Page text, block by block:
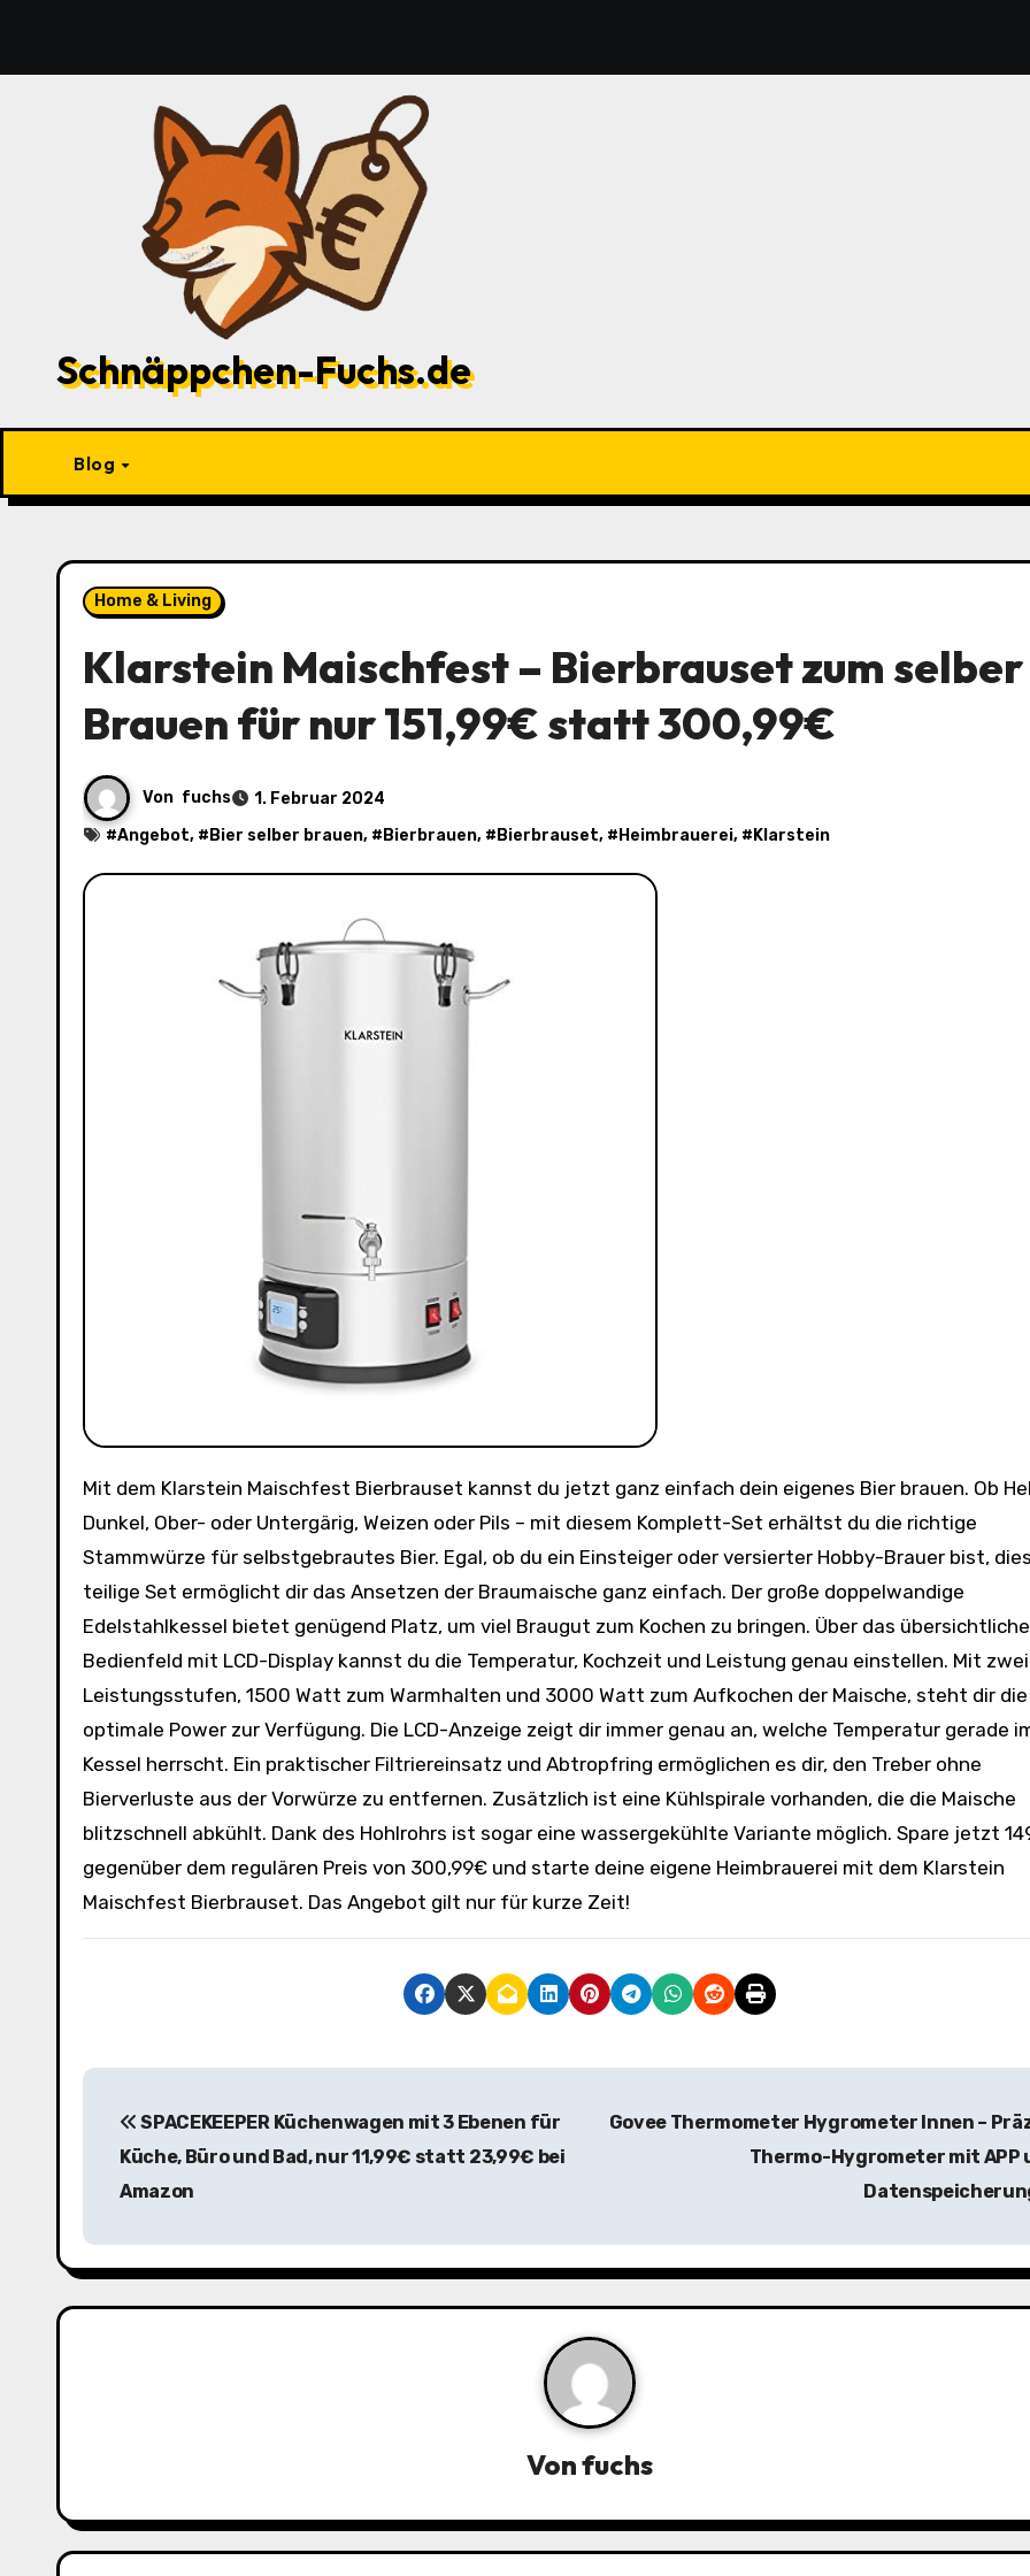
springen
Schnäppchen-Fuchs.de
Blog
Home & Living
Klarstein Maischfest – Bierbrauset zum selber
Brauen für nur 151,99€ statt 300,99€
Von fuchs
1. Februar 2024
#Angebot, # Bier selber brauen, # Bierbrauen, # Bierbrauset, # Heimbrauerei, # Klarstein
Mit dem Klarstein Maischfest Bierbrauset kannst du jetzt ganz einfach dein eigenes Bier brauen. Ob Hell oder
Dunkel, Ober- oder Untergärig, Weizen oder Pils – mit diesem Komplett-Set erhältst du die richtige
Stammwürze für selbstgebrautes Bier. Egal, ob du ein Einsteiger oder versierter Hobby-Brauer bist,
teilige Set ermöglicht dir das Ansetzen der Braumaische ganz einfach. Der große doppelwandige
Edelstahlkessel bietet genügend Platz, um viel Braugut zum Kochen zu bringen. Über das übersichtliche
Bedienfeld mit LCD-Display kannst du die Temperatur, Kochzeit und Leistung genau einstellen. Mit zwei
Leistungsstufen, 1500 Watt zum Warmhalten und 3000 Watt zum Aufkochen der Maische, steht dir die
optimale Power zur Verfügung. Die LCD-Anzeige zeigt dir immer genau an, welche Temperatur gerade
Kessel herrscht. Ein praktischer Filtriereinsatz und Abtropfring ermöglichen es dir, den Treber ohne
Bierverluste aus der Vorwürze zu entfernen. Zusätzlich ist eine Kühlspirale vorhanden, die die Maische
blitzschnell abkühlt. Dank des Hohlrohrs ist sogar eine wassergekühlte Variante möglich. Spare jetzt
gegenüber dem regulären Preis von 300,99€ und starte deine eigene Heimbrauerei mit dem Klarstein
Maischfest Bierbrauset. Das Angebot gilt nur für kurze Zeit!
B
t
r
a
v
SPACEKEEPER Küchenwagen mit 3 Ebenen für
Küche, Büro und Bad, nur 11,99€ statt 23,99€ bei
Amazon
Govee Thermometer Hygrometer Innen –
Thermo-Hygrometer mit APP
Vonfuchs